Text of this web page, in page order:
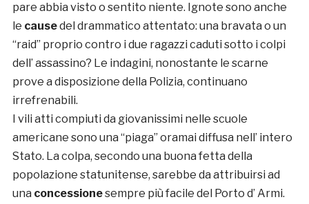
pare abbia visto o sentito niente. Ignote sono anche
le causedel drammatico attentato: una bravata o un
“raid” proprio contro i due ragazzi caduti sotto i colpi
dell’ assassino? Le indagini, nonostante le scarne
prove a disposizione della Polizia, continuano
irrefrenabili.
I vili atti compiuti da giovanissimi nelle scuole
americane sono una “piaga” oramai diffusa nell’ intero
Stato. La colpa, secondo una buona fetta della
popolazione statunitense, sarebbe da attribuirsi ad
una concessionesempre più facile del Porto d’ Armi.